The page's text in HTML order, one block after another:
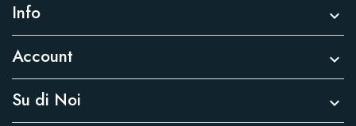
Info 
Account 
Su di Noi 